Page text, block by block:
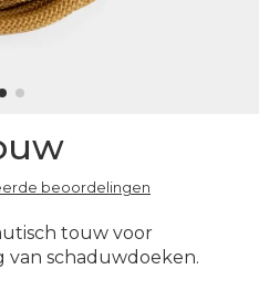
beoordelingen
touw voor
van schaduwdoeken.